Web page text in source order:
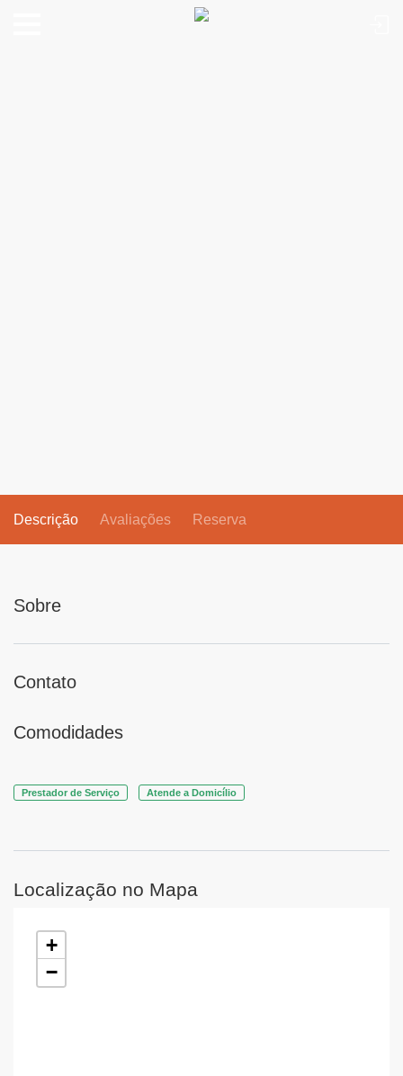
Descrição Avaliações Reserva
Sobre
Contato
Comodidades
Prestador de Serviço Atende a Domicílio
Localização no Mapa
+
−